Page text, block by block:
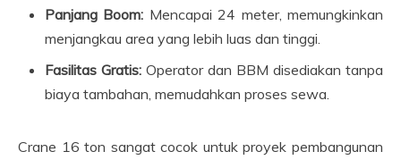
Panjang Boom: Mencapai 24 meter, memungkinkan
menjangkau area yang lebih luas dan tinggi.
Fasilitas Gratis: Operator dan BBM disediakan tanpa
biaya tambahan, memudahkan proses sewa.
Crane 16 ton sangat cocok untuk proyek pembangunan